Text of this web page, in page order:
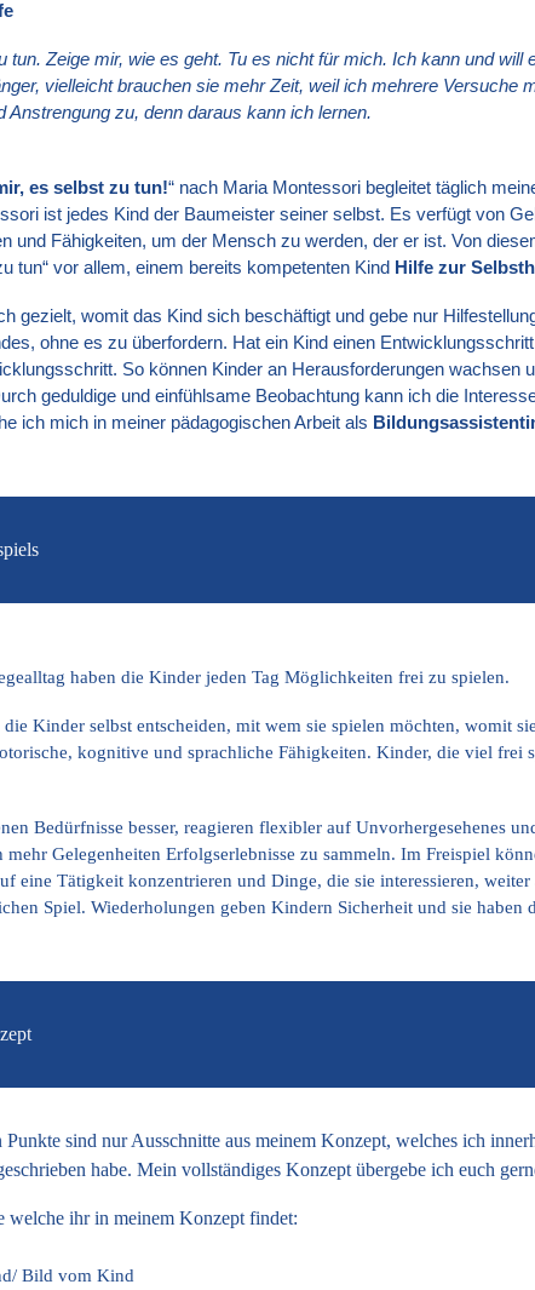
tun. Zeige mir, wie es geht. Tu es nicht für mich. Ich kann und will
vielleicht brauchen sie mehr Zeit, weil ich mehrere Versuche
Anstrengung zu, denn daraus kann ich lernen.
es selbst zu tun!“ nach Maria Montessori begleitet täglich
ist jedes Kind der Baumeister seiner selbst. Es verfügt von
und Fähigkeiten, um der Mensch zu werden, der er ist. Von
tun“ vor allem, einem bereits kompetenten Kind Hilfe zur
gezielt, womit das Kind sich beschäftigt und gebe nur
ohne es zu überfordern. Hat ein Kind einen
So können Kinder an Herausforderungen wachsen
geduldige und einfühlsame Beobachtung kann ich die
ich mich in meiner pädagogischen Arbeit als
haben die Kinder jeden Tag Möglichkeiten frei zu spielen.
Kinder selbst entscheiden, mit wem sie spielen möchten, womit
kognitive und sprachliche Fähigkeiten. Kinder, die viel frei
Bedürfnisse besser, reagieren flexibler auf Unvorhergesehenes
mehr Gelegenheiten Erfolgserlebnisse zu sammeln. Im Freispiel
eine Tätigkeit konzentrieren und Dinge, die sie interessieren,
Spiel. Wiederholungen geben Kindern Sicherheit und sie haben
Punkte sind nur Ausschnitte aus meinem Konzept, welches ich
habe. Mein vollständiges Konzept übergebe ich euch
welche ihr in meinem Konzept findet:
Bild vom Kind